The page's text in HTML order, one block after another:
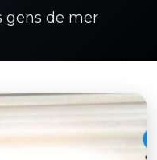
gens de mer